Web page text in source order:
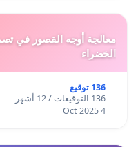
معالجة أوجه القصور في
الخضراء
136 توقيع
136 التوقيعات / 12 أشهر
4 Oct 2025